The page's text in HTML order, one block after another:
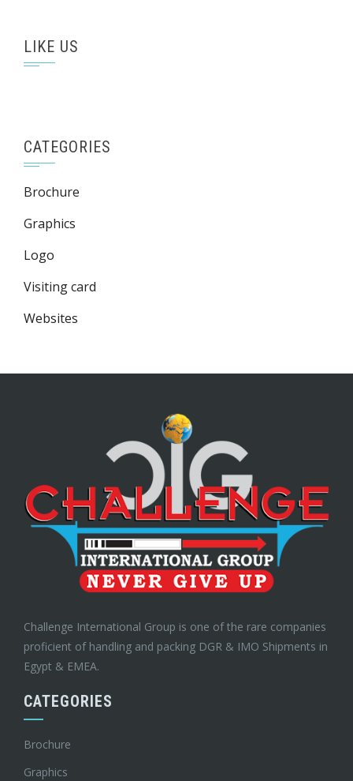
LIKE US
CATEGORIES
Brochure
Graphics
Logo
Visiting card
Websites
Challenge International Group is one of the rare companies
proficient of handling and packing DGR & IMO Shipments in
Egypt & EMEA.
CATEGORIES
Brochure
Graphics